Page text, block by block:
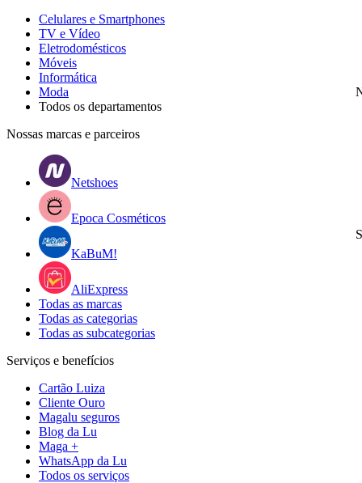
Celulares e Smartphones
TV e Vídeo
Eletrodomésticos
Móveis
Informática
Moda
Todos os departamentos
Nossas marcas e parceiros
Netshoes
Epoca Cosméticos
KaBuM!
AliExpress
Todas as marcas
Todas as categorias
Todas as subcategorias
Serviços e benefícios
Cartão Luiza
Cliente Ouro
Magalu seguros
Blog da Lu
Maga +
WhatsApp da Lu
Todos os serviços